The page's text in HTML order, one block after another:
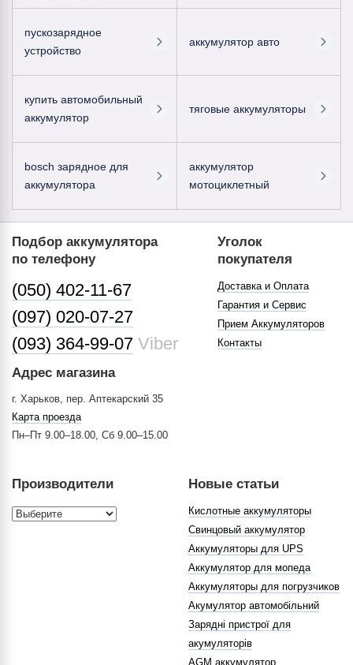
пускозарядное
устройство
аккумулятор авто
купить автомобильный
аккумулятор
тяговые аккумуляторы
bosch зарядное для
аккумулятора
аккумулятор
мотоциклетный
Подбор аккумулятора
по телефону
(050) 402-11-67
(097) 020-07-27
(093) 364-99-07 Viber
Адрес магазина
г. Харьков, пер. Аптекарский 35
Карта проезда
Пн–Пт 9.00–18.00, Сб 9.00–15.00
Уголок
покупателя
Доставка и Оплата
Гарантия и Сервис
Прием Аккумуляторов
Контакты
Производители Новые статьи
Кислотные аккумуляторы
Свинцовый аккумулятор
Аккумуляторы для UPS
Аккумулятор для мопеда
Аккумуляторы для погрузчиков
Акумулятор автомобільний
Зарядні пристрої для
акумуляторів
AGM аккумулятор